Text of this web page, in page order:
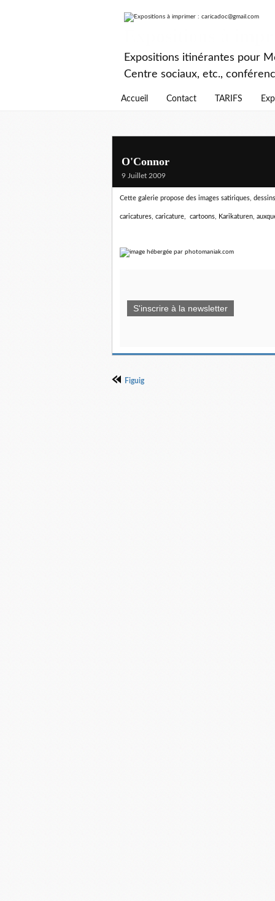
Expositions itinérantes pour
Centre sociaux, etc.,
Accueil Contact TARIFS
O'Connor
9 Juillet 2009
Cette galerie propose des images satiriques,
caricatures, caricature, cartoons, Karikaturen,
S'inscrire à la newsletter
Figuig